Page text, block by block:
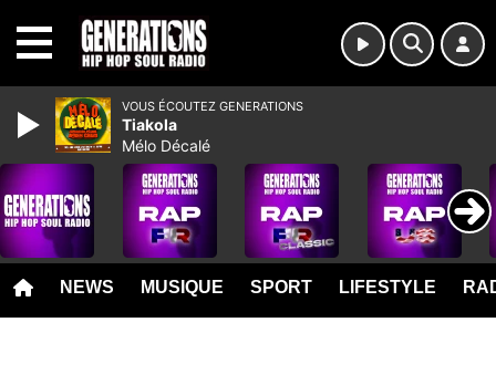
NEWS MUSIQUE SPORT LIFESTYLE
VOUS ÉCOUTEZ GENERATIONS
Tiakola
Mélo Décalé